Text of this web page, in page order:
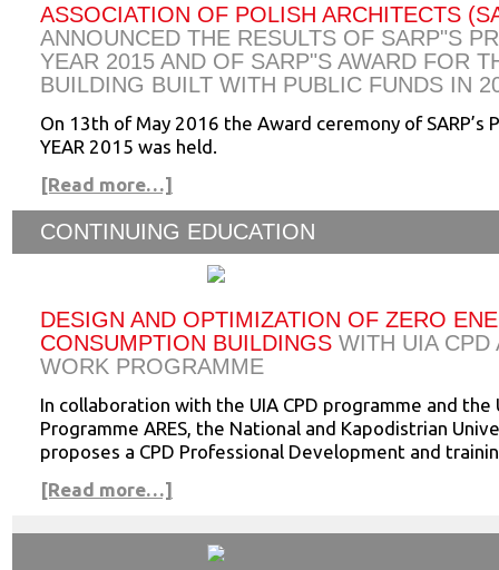
ASSOCIATION OF POLISH ARCHITECTS
ANNOUNCED THE RESULTS OF SARP"S
YEAR 2015 AND OF SARP"S AWARD FOR
BUILDING BUILT WITH PUBLIC FUNDS IN
On 13th of May 2016 the Award ceremony of SARP’s
YEAR 2015 was held.
[Read more…]
CONTINUING EDUCATION
DESIGN AND OPTIMIZATION OF ZERO
CONSUMPTION BUILDINGS WITH UIA CPD
WORK PROGRAMME
In collaboration with the UIA CPD programme and the
Programme ARES, the National and Kapodistrian
proposes a CPD Professional Development and
[Read more…]